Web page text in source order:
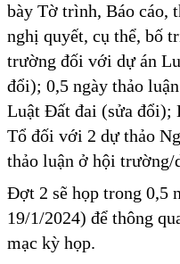
bày Tờ trình, Báo cáo,
nghị quyết, cụ thể, bố
trường đối với dự án
đổi); 0,5 ngày thảo
Luật Đất đai (sửa đổi);
Tổ đối với 2 dự thảo
thảo luận ở hội trường/
Đợt 2 sẽ họp trong 0,5
19/1/2024) để thông
mạc kỳ họp.